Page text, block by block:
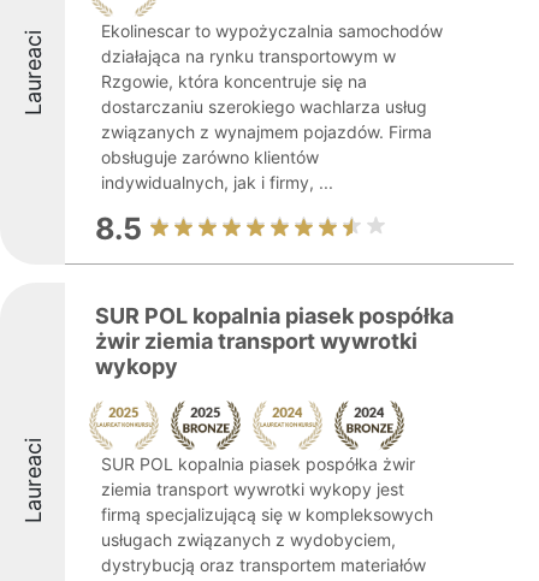
Laureaci
Ekolinescar to wypożyczalnia samochodów
działająca na rynku transportowym w
Rzgowie, która koncentruje się na
dostarczaniu szerokiego wachlarza usług
związanych z wynajmem pojazdów. Firma
obsługuje zarówno klientów
indywidualnych, jak i firmy, ...
8.5
Laureaci
SUR POL kopalnia piasek pospółka
żwir ziemia transport wywrotki
wykopy
SUR POL kopalnia piasek pospółka żwir
ziemia transport wywrotki wykopy jest
firmą specjalizującą się w kompleksowych
usługach związanych z wydobyciem,
dystrybucją oraz transportem materiałów